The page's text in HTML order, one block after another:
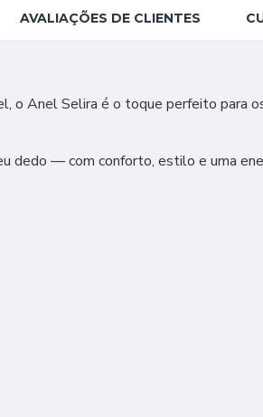
AVALIAÇÕES DE CLIENTES
Anel Selira é o toque perfeito para
— com conforto, estilo e uma